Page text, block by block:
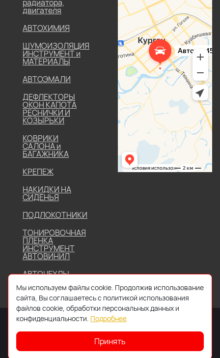
радиатора,
двигателя
АВТОХИМИЯ
ШУМОИЗОЛЯЦИЯ
ИНСТРУМЕНТ и
МАТЕРИАЛЫ
АВТОЭМАЛИ
ДЕФЛЕКТОРЫ
ОКОН КАПОТА
РЕСНИЧКИ И
КОЗЫРЬКИ
КОВРИКИ
САЛОНА и
БАГАЖНИКА
КРЕПЕЖ
НАКИДКИ НА
СИДЕНЬЯ
ПОДЛОКОТНИКИ
ТОНИРОВОЧНАЯ
ПЛЕНКА
ИНСТРУМЕНТ
АВТОВИНИЛ
АВТОЧЕХЛЫ
2026 © Все права защищены. Работает наIDIGI
Мы используем файлы cookie. Продолжив использование
сайта, Вы соглашаетесь с политикой использования
файлов cookie, обработки персональных данных и
конфиденциальности. Подробнее
Принять